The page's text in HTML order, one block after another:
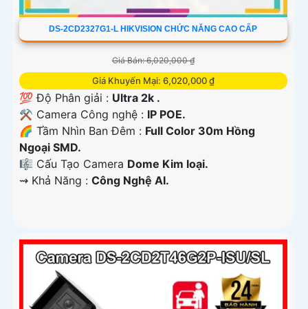
DS-2CD2327G1-L HIKVISION CHỨC NĂNG CAO CẤP
Giá Bán: 6,020,000 ₫
Giá Khuyến Mại: 6,020,000 ₫
💯 Độ Phân giải : Ultra 2k .
⚒ Camera Công nghệ : IP POE.
🌈 Tầm Nhìn Ban Đêm : Full Color 30m Hồng
Ngoại SMD.
🎼️ Cấu Tạo Camera Dome Kim loại.
️⇝ Khả Năng : Công Nghệ AI.